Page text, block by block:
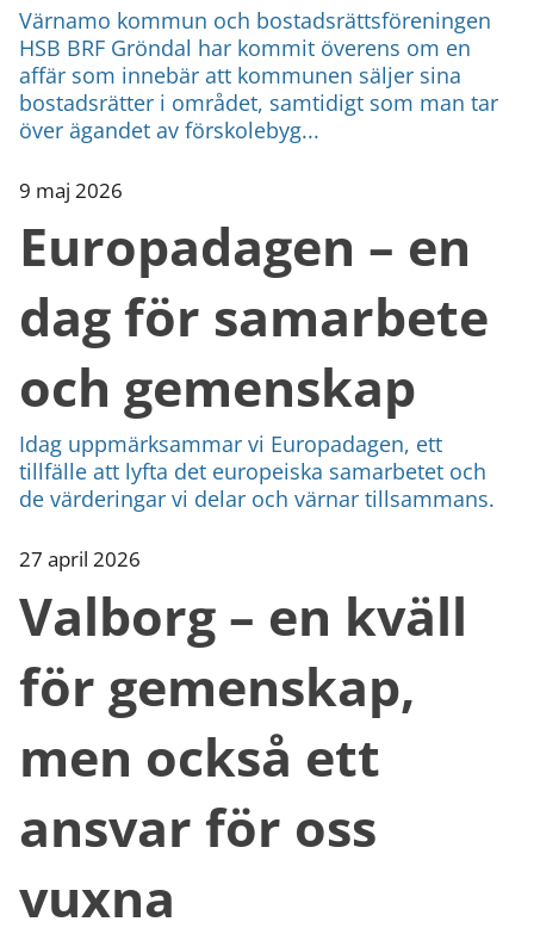
Värnamo kommun och bostadsrättsföreningen
HSB BRF Gröndal har kommit överens om en
affär som innebär att kommunen säljer sina
bostadsrätter i området, samtidigt som man tar
över ägandet av förskolebyg...
9 maj 2026
Europadagen – en
dag för samarbete
och gemenskap
Idag uppmärksammar vi Europadagen, ett
tillfälle att lyfta det europeiska samarbetet och
de värderingar vi delar och värnar tillsammans.
27 april 2026
Valborg – en kväll
för gemenskap,
men också ett
ansvar för oss
vuxna